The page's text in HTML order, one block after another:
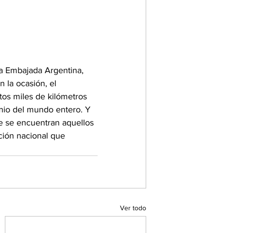
Embajada Argentina,
la ocasión, el
miles de kilómetros
del mundo entero. Y
se encuentran aquellos
nacional que
Ver todo